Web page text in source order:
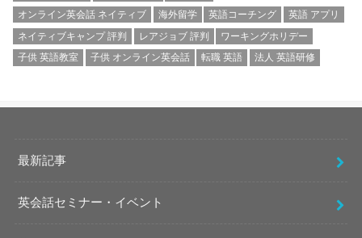
オンライン英会話 ネイティブ
海外留学 英語コーチング
英語 アプリ
ネイティブキャンプ 評判
レアジョブ 評判
ワーキングホリデー
子供 英語教室
子供 オンライン英会話 転職 英語 法人 英語研修
最新記事
英会話セミナー・イベント